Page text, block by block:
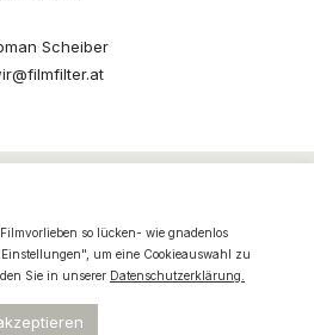
Scheiber
so lücken- wie gnadenlos
um eine Cookieauswahl zu
Sie in unserer Datenschutzerklärung.